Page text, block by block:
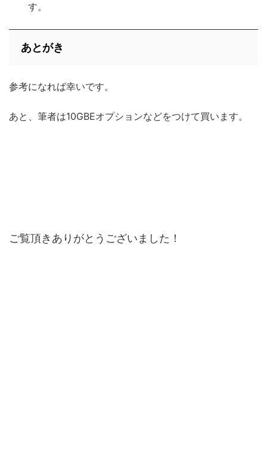
す。
あとがき
参考になれば幸いです。
あと、筆者は10GBEオプションなどをつけて買います。
ご覧頂きありがとうございました！